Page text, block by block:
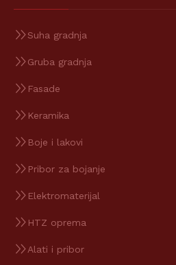
Suha gradnja
Gruba gradnja
Fasade
Keramika
Boje i lakovi
Pribor za bojanje
Elektromaterijal
HTZ oprema
Alati i pribor